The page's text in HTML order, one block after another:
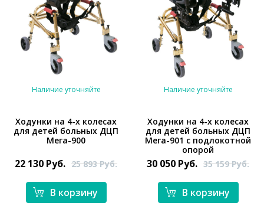
*}
Наличие уточняйте
Ходунки на 4-х колесах
для детей больных ДЦП
Мега-900
22 130 Руб. 25 893Руб.
В корзину
*}
Наличие уточняйте
Ходунки на 4-х колесах
для детей больных ДЦП
Мега-901 с подлокотной
опорой
30 050 Руб. 35 159Руб.
В корзину